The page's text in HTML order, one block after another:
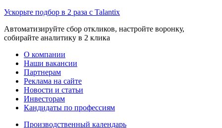
Ускорьте подбор в 2 раза с Talantix
Автоматизируйте сбор откликов, настройте воронку,
собирайте аналитику в 2 клика
О компании
Наши вакансии
Партнерам
Реклама на сайте
Новости и статьи
Инвесторам
Кандидаты по профессиям
Производственный календарь